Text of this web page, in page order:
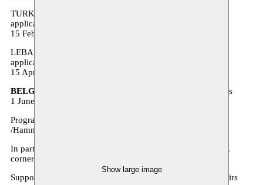
Show large image
TURKEY 15 December - 15 January 2018: Open call for
applications
15 February - 15 April: Open period for residencies
LEBANON 1 February - 1 March 2018: Open call for
applications
15 April - 30 May 2018: Open period for residencies
BELGIUM
1 April - 1 May 2018: Open call for applications
1 June - 15 July 2018: Open period for residencies
Programme designed and directed by Collectif Kahraba
/Hammana Artist House
In partnership with L’Atelier des Artistes en Exil (France), A
corner in the World (Turkey), Moussem (Belgium)
Supported by the French Ministry of Europe & Foreign affairs